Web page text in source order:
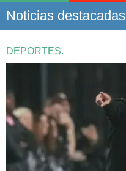
Noticias destacadas
DEPORTES.